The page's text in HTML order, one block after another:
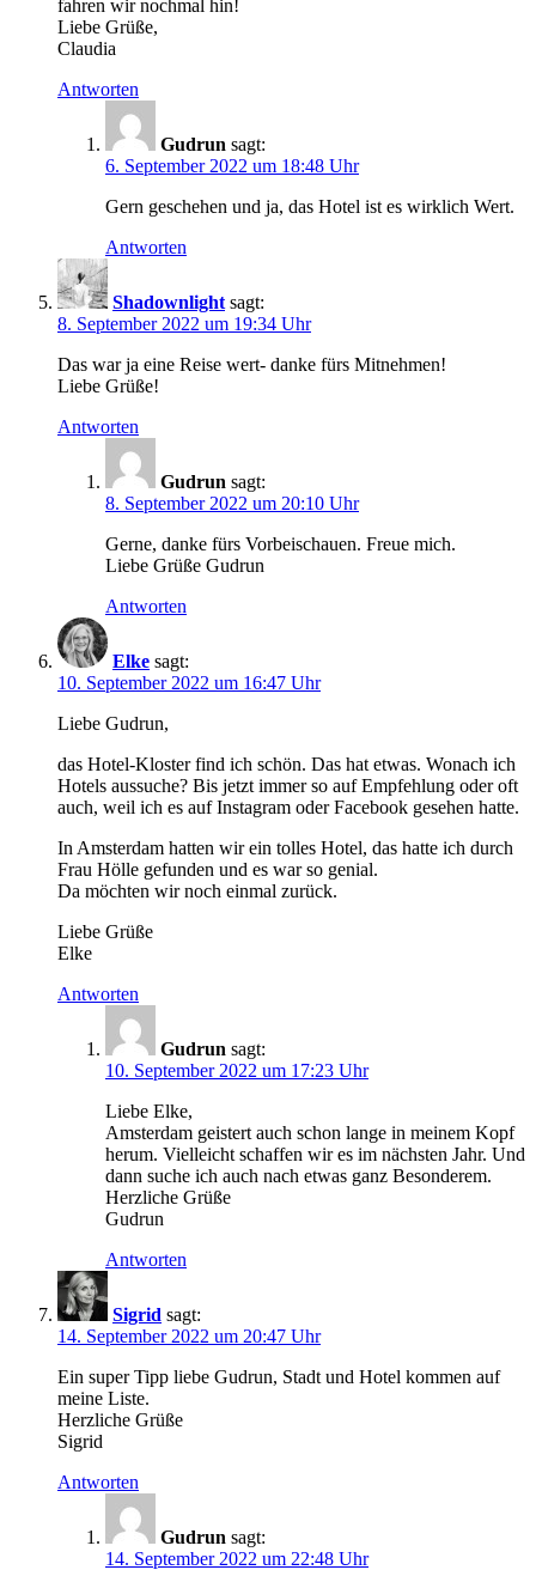
fahren wir nochmal hin!
Liebe Grüße,
Claudia
Antworten
Gudrun sagt:
6. September 2022 um 18:48 Uhr
Gern geschehen und ja, das Hotel ist es wirklich Wert.
Antworten
Shadownlight sagt:
8. September 2022 um 19:34 Uhr
Das war ja eine Reise wert- danke fürs Mitnehmen!
Liebe Grüße!
Antworten
Gudrun sagt:
8. September 2022 um 20:10 Uhr
Gerne, danke fürs Vorbeischauen. Freue mich.
Liebe Grüße Gudrun
Antworten
Elke sagt:
10. September 2022 um 16:47 Uhr
Liebe Gudrun,
das Hotel-Kloster find ich schön. Das hat etwas. Wonach ich
Hotels aussuche? Bis jetzt immer so auf Empfehlung oder oft
auch, weil ich es auf Instagram oder Facebook gesehen hatte.
In Amsterdam hatten wir ein tolles Hotel, das hatte ich durch
Frau Hölle gefunden und es war so genial.
Da möchten wir noch einmal zurück.
Liebe Grüße
Elke
Antworten
Gudrun sagt:
10. September 2022 um 17:23 Uhr
Liebe Elke,
Amsterdam geistert auch schon lange in meinem Kopf
herum. Vielleicht schaffen wir es im nächsten Jahr. Und
dann suche ich auch nach etwas ganz Besonderem.
Herzliche Grüße
Gudrun
Antworten
Sigrid sagt:
14. September 2022 um 20:47 Uhr
Ein super Tipp liebe Gudrun, Stadt und Hotel kommen auf
meine Liste.
Herzliche Grüße
Sigrid
Antworten
Gudrun sagt:
14. September 2022 um 22:48 Uhr